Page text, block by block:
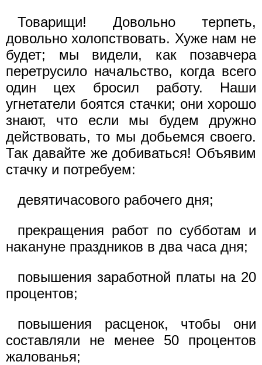
Товарищи! Довольно терпеть,
довольно холопствовать. Хуже нам не
будет; мы видели, как позавчера
перетрусило начальство, когда всего
один цех бросил работу. Наши
угнетатели боятся стачки; они хорошо
знают, что если мы будем дружно
действовать, то мы добьемся своего.
Так давайте же добиваться! Объявим
стачку и потребуем:
девятичасового рабочего дня;
прекращения работ по субботам и
накануне праздников в два часа дня;
повышения заработной платы на 20
процентов;
повышения расценок, чтобы они
составляли не менее 50 процентов
жалованья;